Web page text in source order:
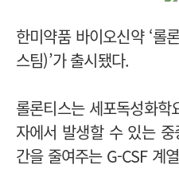
한미약품 바이오신약 ‘롤
스팀)’가 출시됐다.
롤론티스는 세포독성화
자에서 발생할 수 있는
간을 줄여주는 G-CSF 계